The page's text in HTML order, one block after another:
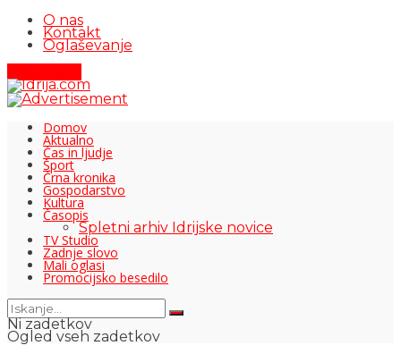
O nas
Kontakt
Oglaševanje
Domov
Aktualno
Čas in ljudje
Šport
Črna kronika
Gospodarstvo
Kultura
Časopis
Spletni arhiv Idrijske novice
TV Studio
Zadnje slovo
Mali oglasi
Promocijsko besedilo
Ni zadetkov
Ogled vseh zadetkov